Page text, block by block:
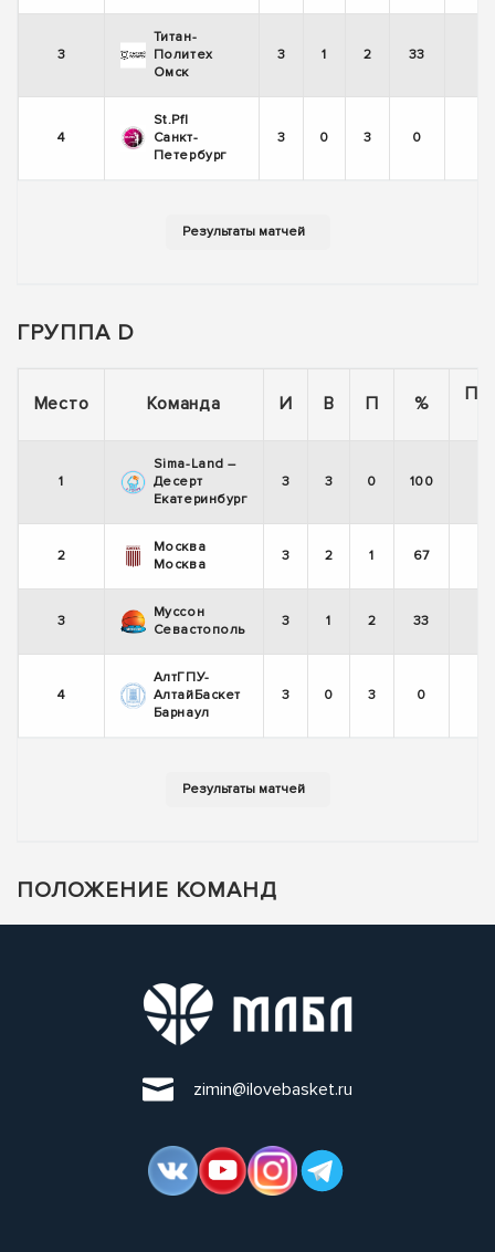
3
Титан-
Политех
Омск
3 1 2 33
4
St.Pfl
Санкт-
Петербург
3 0 3 0
ГРУППА D
Место Команда И В П %
1
Sima-Land –
Десерт
Екатеринбург
3 3 0 100
2
Москва
Москва
3 2 1 67
3
Муссон
Севастополь
3 1 2 33
4
АлтГПУ-
АлтайБаскет
Барнаул
3 0 3 0
ПОЛОЖЕНИЕ КОМАНД
zimin@ilovebasket.ru